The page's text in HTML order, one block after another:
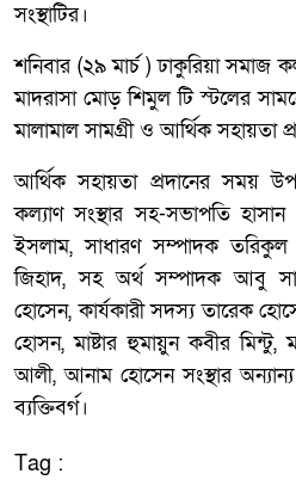
সংস্থাটির।
শনিবার (২৯ মার্চ ) ঢাকুরিয়া সমাজ
মাদরাসা মোড় শিমুল টি স্টলের
মালামাল সামগ্রী ও আর্থিক সহায়তা
আর্থিক সহায়তা প্রদানের সময়
কল্যাণ সংস্থার সহ-সভাপতি
ইসলাম, সাধারণ সম্পাদক
জিহাদ, সহ অর্থ সম্পাদক আবু
হোসেন, কার্যকারী সদস্য তারেক
হোসন, মাষ্টার হুমায়ুন কবীর মিন্টু,
আলী, আনাম হোসেন সংস্থার
ব্যক্তিবর্গ।
Tag :